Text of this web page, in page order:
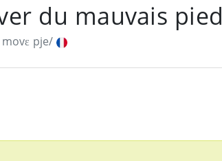
du mauvais pied
pje/